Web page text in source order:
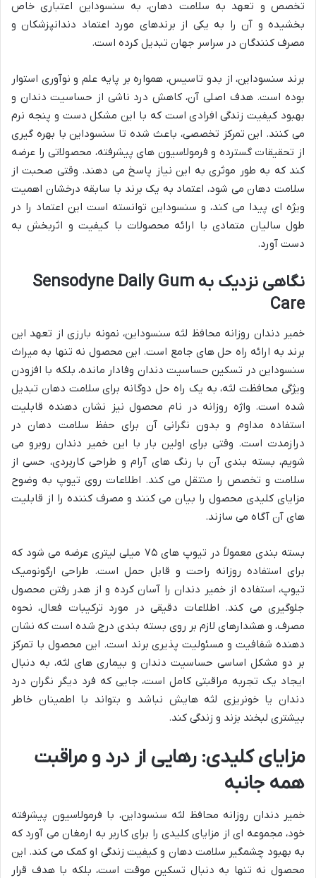
تخصص و تعهد به سلامت دهان، به سنسوداین اعتباری خاص
بخشیده و آن را به یکی از برندهای مورد اعتماد دندانپزشکان و
مصرف کنندگان در سراسر جهان تبدیل کرده است.
برند سنسوداین، از بدو تاسیس، همواره بر پایه علم و نوآوری استوار
بوده است. هدف اصلی آن، کاهش درد ناشی از حساسیت دندان و
بهبود کیفیت زندگی افرادی است که با این مشکل دست و پنجه نرم
می کنند. این تمرکز تخصصی، باعث شده تا سنسوداین با بهره گیری
از تحقیقات گسترده و فرمولاسیون های پیشرفته، محصولاتی را عرضه
کند که به طور موثری به این نیاز پاسخ می دهند. وقتی صحبت از
سلامت دهان می شود، اعتماد به یک برند با سابقه درخشان اهمیت
ویژه ای پیدا می کند، و سنسوداین توانسته است این اعتماد را در
طول سالیان متمادی با ارائه محصولات با کیفیت و اثربخش به
دست آورد.
نگاهی نزدیک به Sensodyne Daily Gum
Care
خمیر دندان روزانه محافظ لثه سنسوداین، نمونه بارزی از تعهد این
برند به ارائه راه حل های جامع است. این محصول نه تنها به میراث
سنسوداین در تسکین حساسیت دندان وفادار مانده، بلکه با افزودن
ویژگی محافظت لثه، به یک راه حل دوگانه برای سلامت دهان تبدیل
شده است. واژه روزانه در نام محصول نیز نشان دهنده قابلیت
استفاده مداوم و بدون نگرانی آن برای حفظ سلامت دهان در
درازمدت است. وقتی برای اولین بار با این خمیر دندان روبرو می
شویم، بسته بندی آن با رنگ های آرام و طراحی کاربردی، حسی از
سلامت و تخصص را منتقل می کند. اطلاعات روی تیوپ به وضوح
مزایای کلیدی محصول را بیان می کنند و مصرف کننده را از قابلیت
های آن آگاه می سازند.
بسته بندی معمولاً در تیوپ های ۷۵ میلی لیتری عرضه می شود که
برای استفاده روزانه راحت و قابل حمل است. طراحی ارگونومیک
تیوپ، استفاده از خمیر دندان را آسان کرده و از هدر رفتن محصول
جلوگیری می کند. اطلاعات دقیقی در مورد ترکیبات فعال، نحوه
مصرف، و هشدارهای لازم بر روی بسته بندی درج شده است که نشان
دهنده شفافیت و مسئولیت پذیری برند است. این محصول با تمرکز
بر دو مشکل اساسی حساسیت دندان و بیماری های لثه، به دنبال
ایجاد یک تجربه مراقبتی کامل است، جایی که فرد دیگر نگران درد
دندان یا خونریزی لثه هایش نباشد و بتواند با اطمینان خاطر
بیشتری لبخند بزند و زندگی کند.
مزایای کلیدی: رهایی از درد و مراقبت
همه جانبه
خمیر دندان روزانه محافظ لثه سنسوداین، با فرمولاسیون پیشرفته
خود، مجموعه ای از مزایای کلیدی را برای کاربر به ارمغان می آورد که
به بهبود چشمگیر سلامت دهان و کیفیت زندگی او کمک می کند. این
محصول نه تنها به دنبال تسکین موقت است، بلکه با هدف قرار